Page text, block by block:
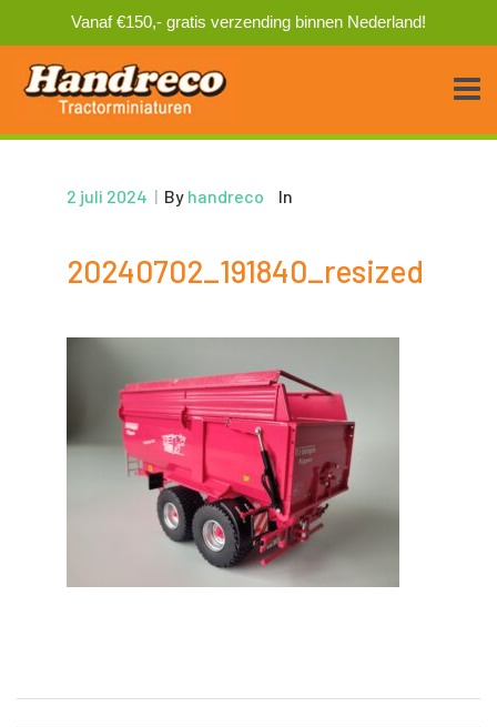
Vanaf €150,- gratis verzending binnen Nederland!
2 juli 2024 | By handreco In
20240702_191840_resized